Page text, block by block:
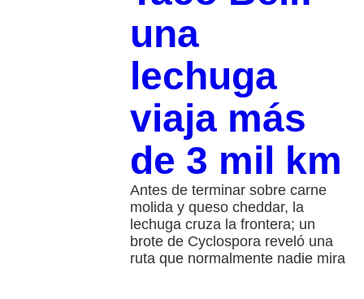
una
lechuga
viaja más
de 3 mil km
Antes de terminar sobre carne
molida y queso cheddar, la
lechuga cruza la frontera; un
brote de Cyclospora reveló una
ruta que normalmente nadie mira